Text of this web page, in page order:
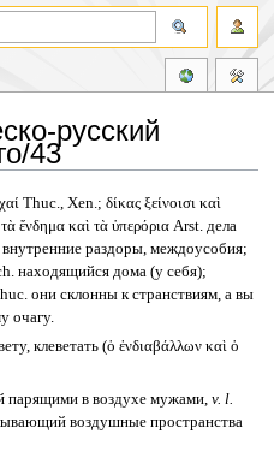
русский
43
Thuc., Xen.; δίκας ξείνοισι καὶ
ἔνδημα καὶ τὰ ὑπερόρια Arst. дела
раздоры, междоусобия;
находящийся дома (у себя);
они склонны к странствиям, а вы
очагу.
клеветать (ὁ ἐνδιαβάλλων καὶ ὁ
парящими в воздухе мужами, v. l.
воздушные пространства